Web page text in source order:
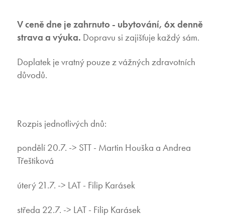
V ceně dne je zahrnuto - ubytování, 6x denně
strava a výuka. Dopravu si zajišťuje každý sám.
Doplatek je vratný pouze z vážných zdravotních
důvodů.
Rozpis jednotlivých dnů:
pondělí 20.7. -> STT - Martin Houška a Andrea
Třeštiková
úterý 21.7. -> LAT - Filip Karásek
středa 22.7. -> LAT - Filip Karásek